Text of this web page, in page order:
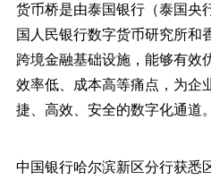
货币桥是由泰国银行（泰国央
国人民银行数字货币研究所和
跨境金融基础设施，能够有效
效率低、成本高等痛点，为企
捷、高效、安全的数字化通道。
中国银行哈尔滨新区分行获悉